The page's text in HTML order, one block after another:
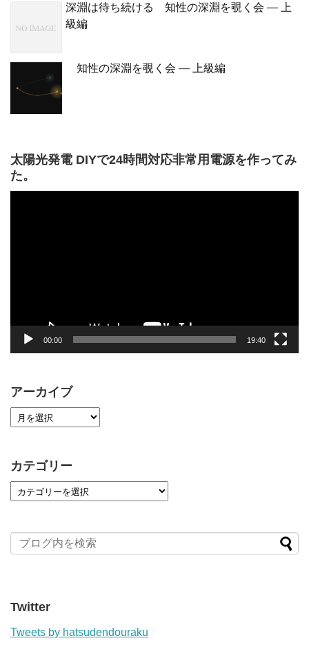
深淵は待ち続ける 知性の深淵を覗く会 — 上
級編
知性の深淵を覗く会 — 上級編
太陽光発電 DIYで24時間対応非常用電源を作ってみ
た。
00:00 19:40
アーカイブ
カテゴリー
Twitter
Tweets by hatsudendouraku